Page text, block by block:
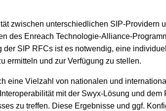
zwischen unterschiedlichen SIP-Providern
des Enreach Technologie-Alliance-
der SIP RFCs ist es notwendig, eine
ermitteln und zur Verfügung zu stellen.
eine Vielzahl von nationalen und
mit der Swyx-Lösung und dem
zu treffen. Diese Ergebnisse und ggf.